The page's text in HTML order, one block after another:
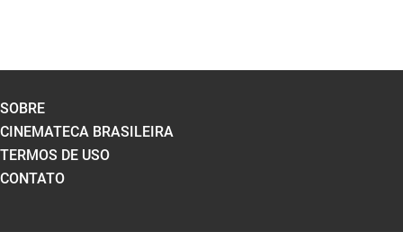
SOBRE
CINEMATECA BRASILEIRA
TERMOS DE USO
CONTATO